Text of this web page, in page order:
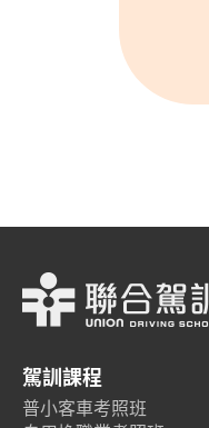
駕訓課程
普小客車考照班